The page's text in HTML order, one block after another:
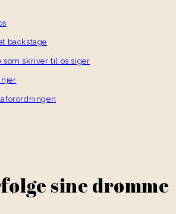
backstage
som skriver til os siger
sine drømme